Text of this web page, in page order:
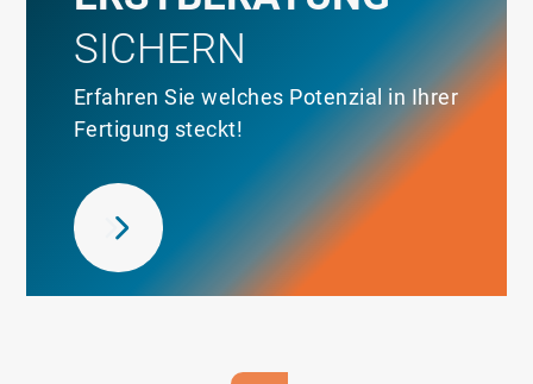
SICHERN
Erfahren Sie welches Potenzial in Ihrer
Fertigung steckt!